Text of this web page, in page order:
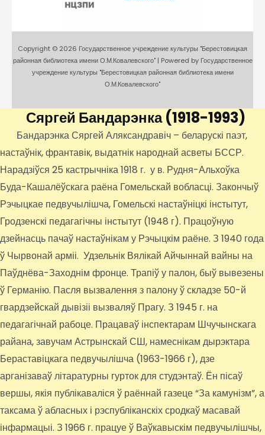
Copyright © 2026 Государственное учреждение культуры "Берестовицкая
районная библиотека имени О.М.Ковалевского" | Powered by Государственное
учреждение культуры "Берестовицкая районная библиотека имени
О.М.Ковалевского"
Сяргей Бандарэнка(1918-1993)
Бандарэнка Сяргей Аляксандравіч – беларускі паэт,
настаўнік, франтавік, выдатнік народнай асветы БССР.
Нарадзіўся 25 кастрычніка 1918 г. у в. Рудня-Альхоўка
Буда-Кашалёўскага раёна Гомельскай вобласці. Закончыў
Рэчыцкае педвучылішча, Гомельскі настаўніцкі інстытут,
Гродзенскі педагагічны інстытут (1948 г). Працоўную
дзейнасць пачаў настаўнікам у Рэчыцкім раёне. З 1940 года
ў Чырвонай арміі. Удзельнік Вялікай Айчыннай вайны на
Паўднёва-Заходнім фронце. Трапіў у палон, быў вывезены
ў Германію. Пасля вызвалення з палону ў складзе 50-й
гвардзейскай дывізіі вызваляў Прагу. З 1945 г. на
педагагічнай рабоце. Працаваў інспектарам Шчучынскага
райана, завучам Астрынскай СШ, намеснікам дырэктара
Бераставіцкага педвучылішча (1963-1966 г), дзе
арганізаваў літаратурны гурток для студэнтаў. Ён пісаў
вершы, якія публікаваліся ў раённай газеце “За камунізм”, а
таксама ў абласных і рэспубліканскіх сродкаў масавай
інфармацыі. З 1966 г. працуе ў Ваўкавыскім педвучылішчы,